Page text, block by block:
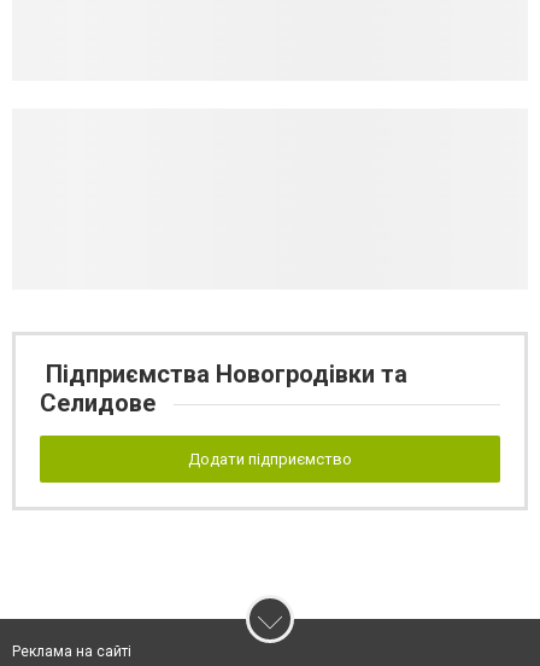
Підприємства Новогродівки та
Селидове
Додати підприємство
Реклама на сайті